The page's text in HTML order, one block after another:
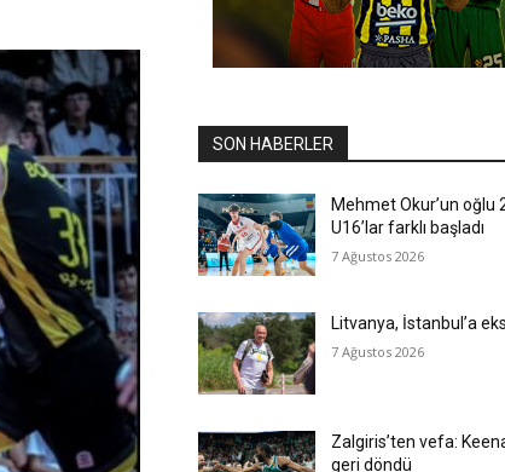
SON HABERLER
Mehmet Okur’un oğlu
U16’lar farklı başladı
7 Ağustos 2026
Litvanya, İstanbul’a
7 Ağustos 2026
Zalgiris’ten vefa:
geri döndü